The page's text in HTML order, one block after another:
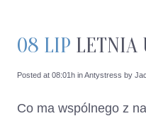
08 LIP LETNIA
Posted at 08:01h inAntystress by
Co ma wspólnego z